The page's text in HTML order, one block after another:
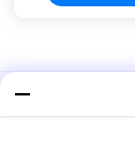
خدمات الصب لوازم